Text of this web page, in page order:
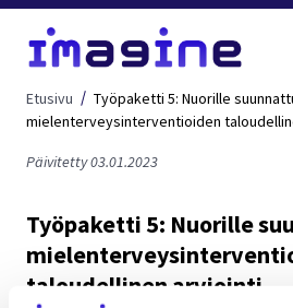
Etusivu
Työpaketti 5: Nuorille
mielenterveysinterventioiden
Päivitetty 03.01.2023
Työpaketti 5: Nuorille
taloudellinen arviointi